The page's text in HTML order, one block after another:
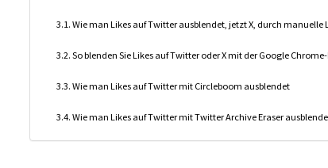
Wie man Likes auf Twitter ausblendet, jetzt X, durch manuelle
So blenden Sie Likes auf Twitter oder X mit der Google
Wie man Likes auf Twitter mit Circleboom ausblendet
Wie man Likes auf Twitter mit Twitter Archive Eraser